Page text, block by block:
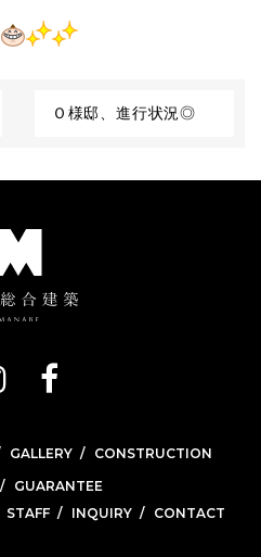
Ｏ様邸、進行状況◎
GALLERY
CONSTRUCTION
GUARANTEE
STAFF INQUIRY CONTACT